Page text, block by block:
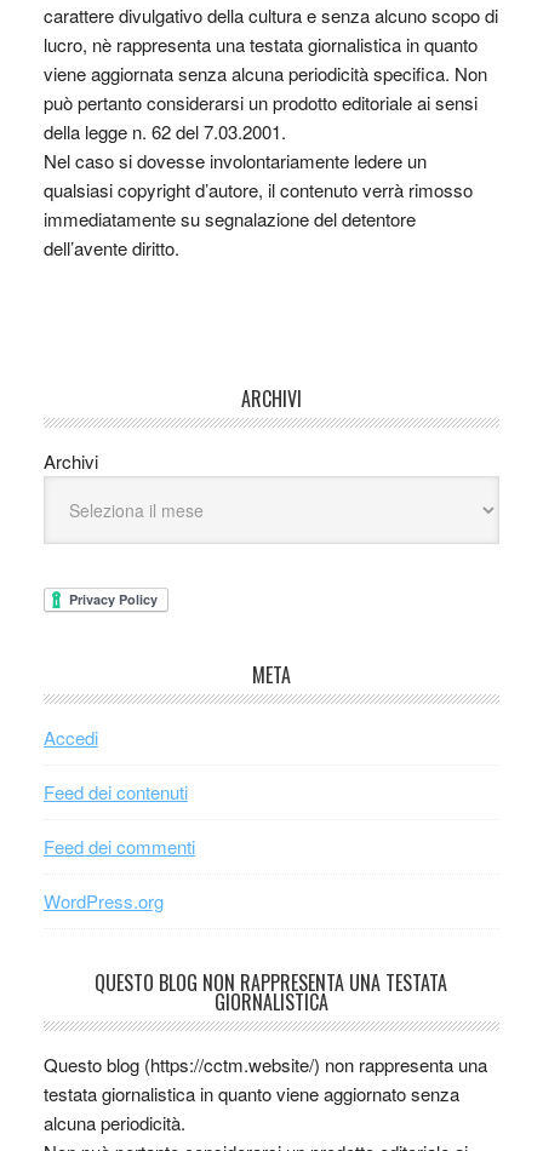
carattere divulgativo della cultura e senza alcuno scopo di
lucro, nè rappresenta una testata giornalistica in quanto
viene aggiornata senza alcuna periodicità specifica. Non
può pertanto considerarsi un prodotto editoriale ai sensi
della legge n. 62 del 7.03.2001.
Nel caso si dovesse involontariamente ledere un
qualsiasi copyright d’autore, il contenuto verrà rimosso
immediatamente su segnalazione del detentore
dell’avente diritto.
ARCHIVI
Archivi
META
Accedi
Feed dei contenuti
Feed dei commenti
WordPress.org
QUESTO BLOG NON RAPPRESENTA UNA TESTATA
GIORNALISTICA
Questo blog (https://cctm.website/) non rappresenta una
testata giornalistica in quanto viene aggiornato senza
alcuna periodicità.